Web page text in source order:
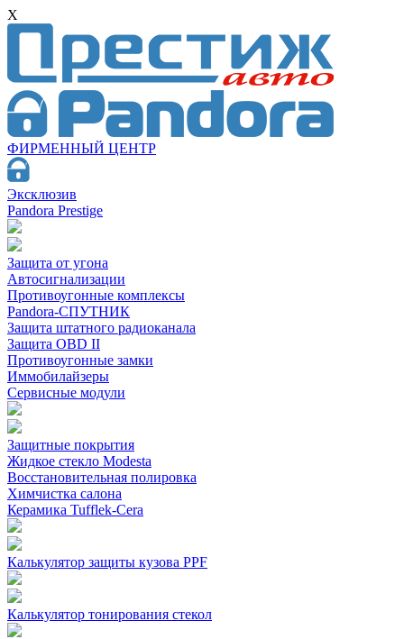
X
ФИРМЕННЫЙ ЦЕНТР
Эксклюзив
Pandora Prestige
Защита от угона
Автосигнализации
Противоугонные комплексы
Pandora-СПУТНИК
Защита штатного радиоканала
Защита OBD II
Противоугонные замки
Иммобилайзеры
Сервисные модули
Защитные покрытия
Жидкое стекло Modesta
Восстановительная полировка
Химчистка салона
Керамика Tufflek-Cera
Калькулятор защиты кузова PPF
Калькулятор тонирования стекол